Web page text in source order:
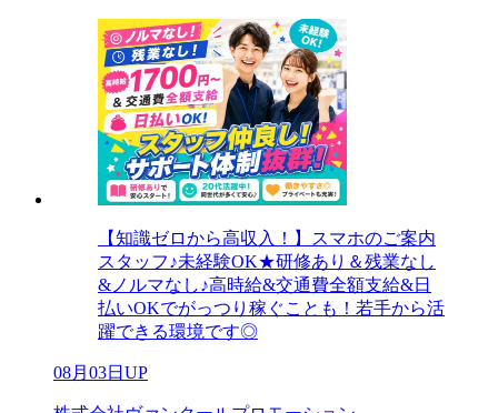
【知識ゼロから高収入！】スマホのご案内
スタッフ♪未経験OK★研修あり＆残業なし
&ノルマなし♪高時給&交通費全額支給&日
払いOKでがっつり稼ぐことも！若手から活
躍できる環境です◎
08月03日UP